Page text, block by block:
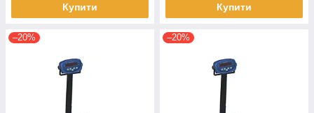
Купити Купити
–20% –20%